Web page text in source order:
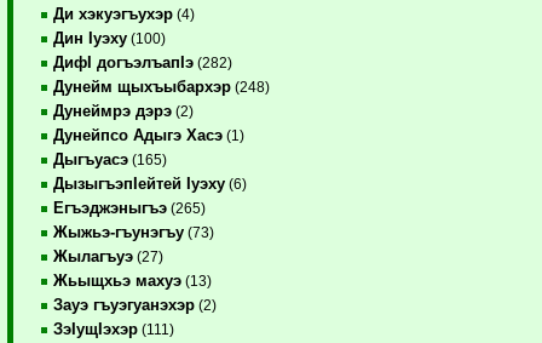
Ди хэкуэгъухэр (4)
Дин Iуэху (100)
ДифI догъэлъапIэ (282)
Дунейм щыхъыбархэр (248)
Дунеймрэ дэрэ (2)
Дунейпсо Адыгэ Хасэ (1)
Дыгъуасэ (165)
ДызыгъэпIейтей Iуэху (6)
Егъэджэныгъэ (265)
Жыжьэ-гъунэгъу (73)
Жылагъуэ (27)
Жьыщхьэ махуэ (13)
Зауэ гъуэгуанэхэр (2)
ЗэIущIэхэр (111)